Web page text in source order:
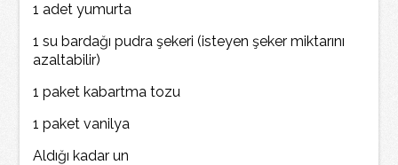
1 adet yumurta
1 su bardağı pudra şekeri (isteyen şeker miktarını
azaltabilir)
1 paket kabartma tozu
1 paket vanilya
Aldığı kadar un